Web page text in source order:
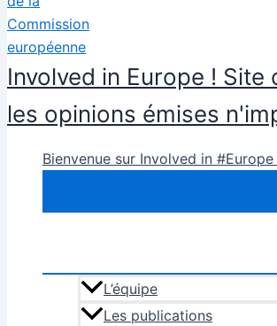
Involved in Europe !
les opinions émises
Bienvenue sur Involved in #Europe
L’équipe
Les publications